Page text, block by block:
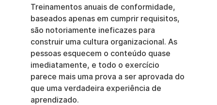
Treinamentos anuais de conformidade,
baseados apenas em cumprir requisitos,
são notoriamente ineficazes para
construir uma cultura organizacional. As
pessoas esquecem o conteúdo quase
imediatamente, e todo o exercício
parece mais uma prova a ser aprovada do
que uma verdadeira experiência de
aprendizado.